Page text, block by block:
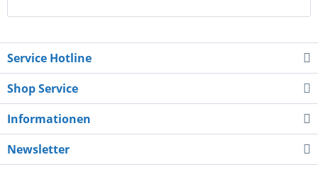
Service Hotline
Shop Service
Informationen
Newsletter